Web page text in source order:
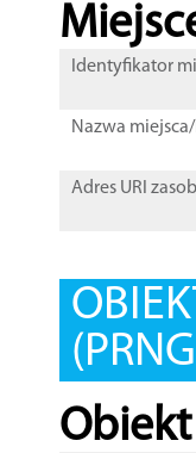
Identyfikator
Nazwa
Adres URI